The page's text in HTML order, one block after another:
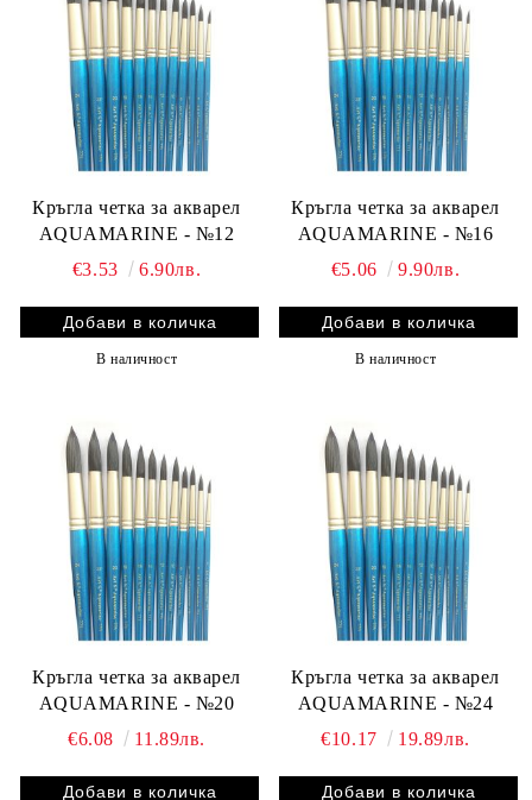
Кръгла четка за акварел
AQUAMARINE - №12
€3.53
6.90лв.
В наличност
Кръгла четка за акварел
AQUAMARINE - №16
€5.06
9.90лв.
В наличност
Кръгла четка за акварел
AQUAMARINE - №20
€6.08
11.89лв.
Кръгла четка за акварел
AQUAMARINE - №24
€10.17
19.89лв.